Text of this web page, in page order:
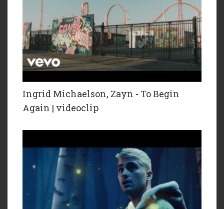
Ingrid Michaelson, Zayn - To Begin
Again | videoclip